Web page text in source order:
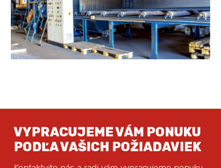
VYPRACUJEME VÁM PONUKU
PODĽA VAŠICH POŽIADAVIEK